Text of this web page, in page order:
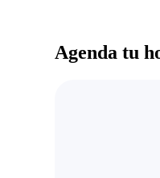
Agenda tu